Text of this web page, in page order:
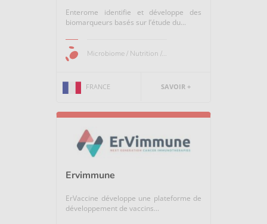
Enterome identifie et développe des
biomarqueurs basés sur l’étude du...
Microbiome / Nutrition /...
FRANCE SAVOIR +
Ervimmune
ErVaccine développe une plateforme de
développement de vaccins...